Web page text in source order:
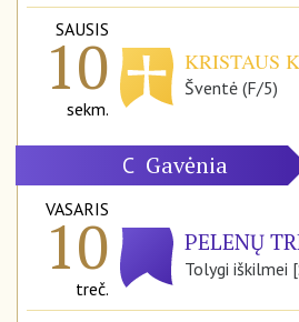
SAUSIS
10
sekm.
KRISTAUS
Šventė (F/5)
C Gavėnia
VASARIS
10
treč.
PELENŲ
Tolygi iškilmei